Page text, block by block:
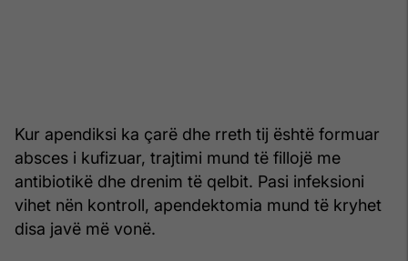
Kur apendiksi ka çarë dhe rreth tij është formuar
absces i kufizuar, trajtimi mund të fillojë me
antibiotikë dhe drenim të qelbit. Pasi infeksioni
vihet nën kontroll, apendektomia mund të kryhet
disa javë më vonë.